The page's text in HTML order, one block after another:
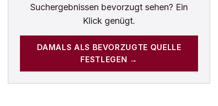
Suchergebnissen bevorzugt sehen? Ein
Klick genügt.
DAMALS ALS BEVORZUGTE QUELLE
FESTLEGEN →